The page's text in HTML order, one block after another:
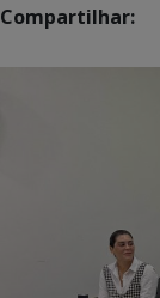
Compartilhar: